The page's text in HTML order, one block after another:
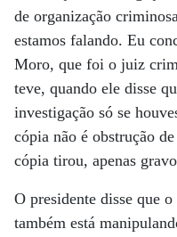
de organização
estamos falando. Eu
Moro, que foi o juiz
teve, quando ele disse
investigação só se
cópia não é obstrução
cópia tirou, apenas
O presidente disse que
também está